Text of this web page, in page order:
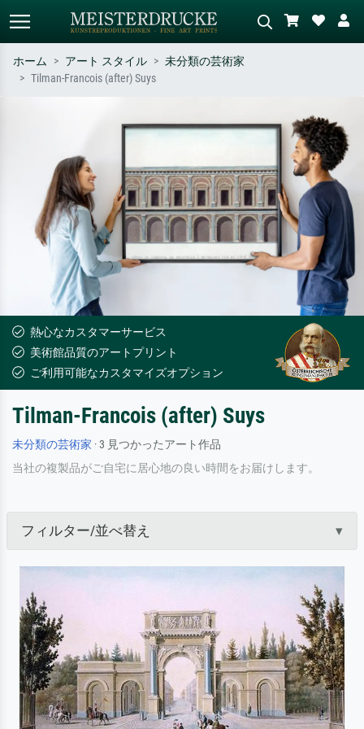
– 例：モネ、星月夜、印象派、北
シーンを説明してください – 例：
緑の草原、赤の多い抽象画、暗い
油絵、木のそばの立ち姿のヌー
ド。
ホーム アート スタイル
未分類の芸術家
Tilman-Francois (after) Suys
熱心なカスタマーサービス
美術館品質のアートプリント
ご利用可能なカスタマイズオプション
Tilman-Francois (after) Suys
未分類の芸術家 · 3 見つかったアート作品
当社の複製品がご自宅に居心地の良い時間をお届けします。
フィルター/並べ替え